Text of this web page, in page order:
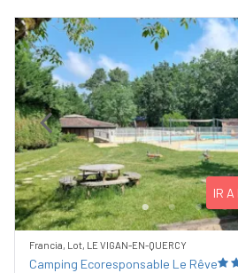
Previous
IR
Francia, Lot, LE VIGAN-EN-QUERCY
Camping Ecoresponsable Le Rêve